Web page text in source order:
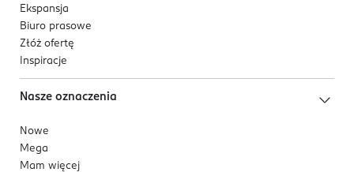
Ekspansja
Biuro prasowe
Złóż ofertę
Inspiracje
Nasze oznaczenia
Nowe
Mega
Mam więcej